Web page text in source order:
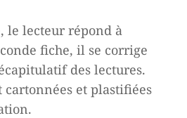
le lecteur répond à
fiche, il se corrige
des lectures.
cartonnées et plastifiées